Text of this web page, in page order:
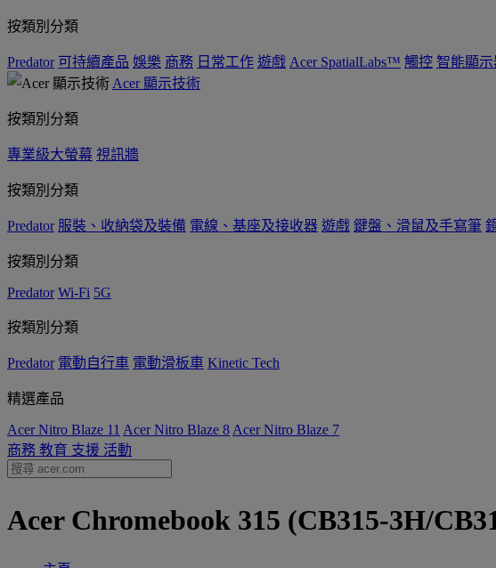
按類別分類
Predator 可持續產品 娛樂 商務 日常工作 遊戲 Acer SpatialLabs™ 觸控 智能顯示
Acer 顯示技術
按類別分類
專業級大螢幕 視訊牆
按類別分類
Predator 服裝、收納袋及裝備 電線、基座及接收器 遊戲 鍵盤、滑鼠及手寫筆
按類別分類
Predator Wi-Fi 5G
按類別分類
Predator 電動自行車 電動滑板車 Kinetic Tech
精選產品
Acer Nitro Blaze 11 Acer Nitro Blaze 8 Acer Nitro Blaze 7
商務 教育 支援 活動
Acer Chromebook 315 (CB315-3H/